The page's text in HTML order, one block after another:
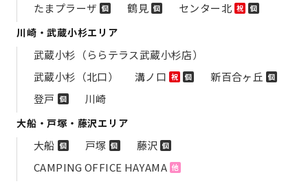
たまプラーザ 個 鶴見 個 センター北 祝 個
川崎・武蔵小杉エリア
武蔵小杉（ららテラス武蔵小杉店）
武蔵小杉（北口）
溝ノ口 祝 個 新百合ヶ丘 個
登戸 個 川崎
大船・戸塚・藤沢エリア
大船 個 戸塚 個 藤沢 個
CAMPING OFFICE HAYAMA 他